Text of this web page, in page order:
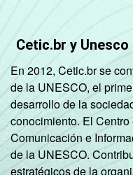
Mais
mil
mil
Mais
Cetic.br y Unesco
En 2012, Cetic.br se
de la UNESCO, el
desarrollo de la
conocimiento. El
Comunicación e
de la UNESCO.
estratégicos de la